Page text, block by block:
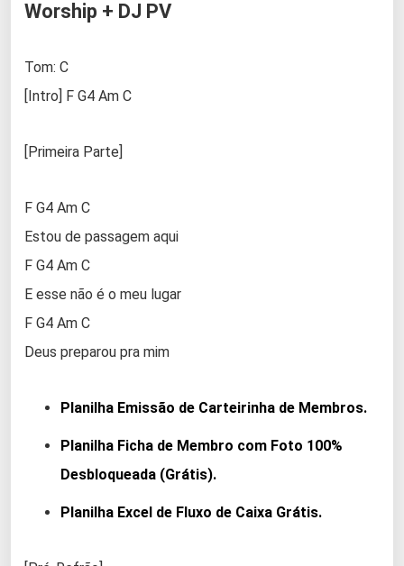
Worship + DJ PV
Tom: C
[Intro] F G4 Am C
[Primeira Parte]
F G4 Am C
Estou de passagem aqui
F G4 Am C
E esse não é o meu lugar
F G4 Am C
Deus preparou pra mim
Planilha Emissão de Carteirinha de Membros.
Planilha Ficha de Membro com Foto 100%
Desbloqueada (Grátis).
Planilha Excel de Fluxo de Caixa Grátis.